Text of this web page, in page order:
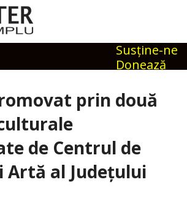
Susţine-ne
Donează
prin două
de Centrul de
Artă al Județului